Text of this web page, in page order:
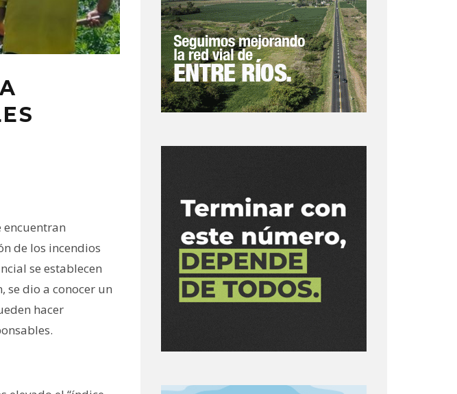
encuentran
de los incendios
se establecen
se dio a conocer un
hacer